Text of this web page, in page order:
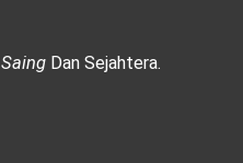
Dan Sejahtera.